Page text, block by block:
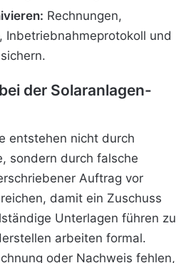
Rechnungen,
Inbetriebnahmeprotokoll und
der Solaranlagen-
entstehen nicht durch
sondern durch falsche
Auftrag vor
damit ein Zuschuss
Unterlagen führen zu
arbeiten formal.
oder Nachweis fehlen,